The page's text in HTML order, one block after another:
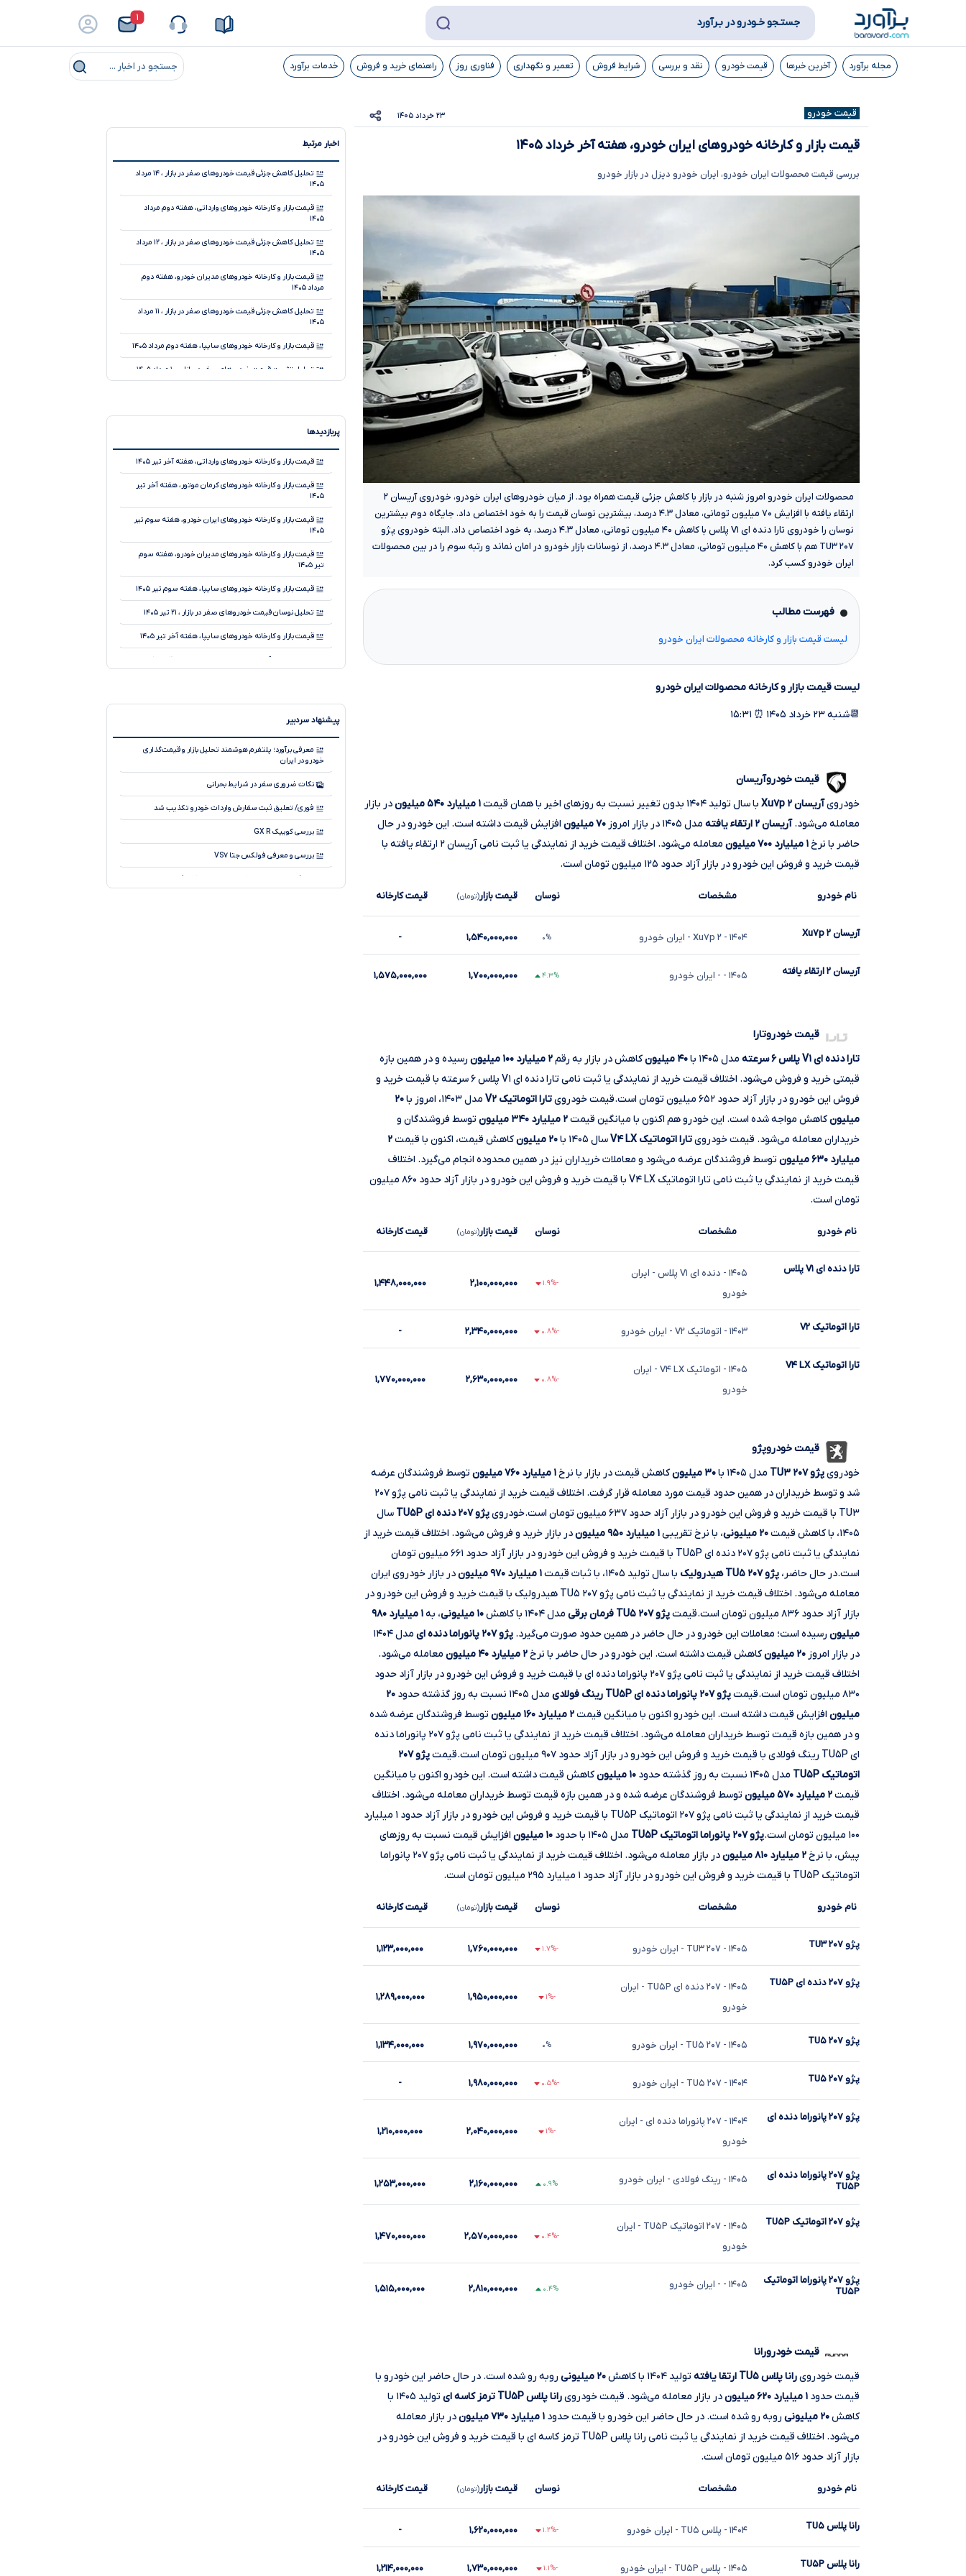
۱ جستـجو خـودرو در بـرآورد
مجله برآورد آخرین خبرها قیمت خودرو نقد و بررسی شرایط فروش تعمیر و نگهداری فناوری روز راهنمای خرید و فروش خدمات برآورد جستجو در اخبار ...
قیمت خودرو ۲۳ خرداد ۱۴۰۵
قیمت بازار و کارخانه خودروهای ایران خودرو، هفته آخر خرداد ۱۴۰۵
بررسی قیمت محصولات ایران خودرو، ایران خودرو دیزل در بازار خودرو
محصولات ایران خودرو امروز شنبه در بازار با کاهش جزئی قیمت همراه بود. از میان خودروهای ایران خودرو، خودروی آریسان ۲
ارتقاء یافته با افزایش ۷۰ میلیون تومانی، معادل ۴.۳ درصد، بیشترین نوسان قیمت را به خود اختصاص داد. جایگاه دوم بیشترین
نوسان را خودروی تارا دنده ای V۱ پلاس با کاهش ۴۰ میلیون تومانی، معادل ۴.۳ درصد، به خود اختصاص داد. البته خودروی پژو
۲۰۷ TU۳ هم با کاهش ۴۰ میلیون تومانی، معادل ۴.۳ درصد، از نوسانات بازار خودرو در امان نماند و رتبه سوم را در بین محصولات
ایران خودرو کسب کرد.
فهرست مطالب
لیست قیمت بازار و کارخانه محصولات ایران خودرو
لیست قیمت بازار و کارخانه محصولات ایران خودرو
📆شنبه ۲۳ خرداد ۱۴۰۵ ⏰ ۱۵:۳۱
قیمت خودروآریسان
خودرویآریسان ۲ Xu۷p با سال تولید ۱۴۰۴ بدون تغییر نسبت به روزهای اخیر با همان قیمت ۱ میلیارد ۵۴۰ میلیون
در بازار
معامله می‌شود.آریسان ۲ ارتقاء یافته مدل ۱۴۰۵ در بازار امروز ۷۰ میلیون
افزایش قیمت داشته است. این خودرو در حال
حاضر با نرخ۱ میلیارد ۷۰۰ میلیون
معامله می‌شود. اختلاف قیمت خرید از نمایندگی یا ثبت نامی آریسان ۲ ارتقاء یافته با
قیمت خرید و فروش این خودرو در بازار آزاد حدود ۱۲۵ میلیون تومان است.
نام خودرو مشخصات نوسان قیمت بازار(تومان) قیمت کارخانه
آریسان ۲ Xu۷p ۱۴۰۴ - ۲ Xu۷p - ایران خودرو ۰% ۱,۵۴۰,۰۰۰,۰۰۰ -
آریسان ۲ ارتقاء یافته ۱۴۰۵ - - ایران خودرو ۴.۳% ۱,۷۰۰,۰۰۰,۰۰۰ ۱,۵۷۵,۰۰۰,۰۰۰
قیمت خودروتارا
تارا دنده ای V۱ پلاس ۶ سرعته
مدل ۱۴۰۵ با ۴۰ میلیون کاهش در بازار به رقم۲ میلیارد ۱۰۰ میلیون
رسیده و در همین بازه
قیمتی خرید و فروش می‌شود. اختلاف قیمت خرید از نمایندگی یا ثبت نامی تارا دنده ای V۱ پلاس ۶ سرعته با قیمت خرید و
فروش این خودرو در بازار آزاد حدود ۶۵۲ میلیون تومان است.قیمت خودروی
تارا اتوماتیک V۲ مدل ۱۴۰۳، امروز با
۲۰
میلیونکاهش مواجه شده است. این خودرو هم ‌اکنون با میانگین قیمت۲ میلیارد ۳۴۰ میلیون
توسط فروشندگان و
خریداران معامله می‌شود. قیمت خودرویتارا اتوماتیک V۴ LX سال ۱۴۰۵ با ۲۰ میلیون کاهش قیمت، اکنون با قیمت۲
میلیارد ۶۳۰ میلیون
توسط فروشندگان عرضه می‌شود و معاملات خریداران نیز در همین محدوده انجام می‌گیرد. اختلاف
قیمت خرید از نمایندگی یا ثبت نامی تارا اتوماتیک V۴ LX با قیمت خرید و فروش این خودرو در بازار آزاد حدود ۸۶۰ میلیون
تومان است.
نام خودرو مشخصات نوسان قیمت بازار(تومان) قیمت کارخانه
تارا دنده ای V۱ پلاس ۱۴۰۵ - دنده ای V۱ پلاس
- ایران
خودرو
-۱.۹% ۲,۱۰۰,۰۰۰,۰۰۰ ۱,۴۴۸,۰۰۰,۰۰۰
تارا اتوماتیک V۲ ۱۴۰۳ - اتوماتیک V۲ - ایران خودرو -۰.۸% ۲,۳۴۰,۰۰۰,۰۰۰ -
تارا اتوماتیک V۴ LX ۱۴۰۵ - اتوماتیک V۴ LX
- ایران
خودرو
-۰.۸% ۲,۶۳۰,۰۰۰,۰۰۰ ۱,۷۷۰,۰۰۰,۰۰۰
قیمت خودروپژو
خودرویپژو ۲۰۷ TU۳ مدل ۱۴۰۵ با ۳۰ میلیون کاهش قیمت در بازار با نرخ۱ میلیارد ۷۶۰ میلیون
توسط فروشندگان عرضه
شد و توسط خریداران در همین حدود قیمت مورد معامله قرار گرفت. اختلاف قیمت خرید از نمایندگی یا ثبت نامی پژو ۲۰۷
TU۳ با قیمت خرید و فروش این خودرو در بازار آزاد حدود ۶۳۷ میلیون تومان است.خودروی
پژو ۲۰۷ دنده ای TU۵P
سال
۱۴۰۵، با کاهش قیمت
۲۰ میلیونی ، با نرخ تقریبی۱ میلیارد ۹۵۰ میلیون
در بازار خرید و فروش می‌شود. اختلاف قیمت خرید از
نمایندگی یا ثبت نامی پژو ۲۰۷ دنده ای TU۵P با قیمت خرید و فروش این خودرو در بازار آزاد حدود ۶۶۱ میلیون تومان
است.در حال حاضر، پژو ۲۰۷ TU۵ هیدرولیک با سال تولید ۱۴۰۵، با ثبات قیمت ۱ میلیارد ۹۷۰ میلیون
در بازار خودروی ایران
معامله می‌شود. اختلاف قیمت خرید از نمایندگی یا ثبت نامی پژو ۲۰۷ TU۵ هیدرولیک با قیمت خرید و فروش این خودرو در
بازار آزاد حدود ۸۳۶ میلیون تومان است.قیمت
پژو ۲۰۷ TU۵ فرمان برقی مدل ۱۴۰۴ با کاهش ۱۰ میلیونی ، به
۱ میلیارد ۹۸۰
میلیون رسیده است؛ معاملات این خودرو در حال حاضر در همین حدود صورت می‌گیرد. پژو ۲۰۷ پانوراما دنده ای
مدل ۱۴۰۴
در بازار امروز ۲۰ میلیون کاهش قیمت داشته است. این خودرو در حال حاضر با نرخ۲ میلیارد ۴۰ میلیون
معامله می‌شود.
اختلاف قیمت خرید از نمایندگی یا ثبت نامی پژو ۲۰۷ پانوراما دنده ای با قیمت خرید و فروش این خودرو در بازار آزاد حدود
۸۳۰ میلیون تومان است.قیمت
پژو ۲۰۷ پانوراما دنده ای TU۵P رینگ فولادی مدل ۱۴۰۵ نسبت به روز گذشته حدود
۲۰
میلیون افزایش قیمت داشته است. این خودرو اکنون با میانگین قیمت۲ میلیارد ۱۶۰ میلیون
توسط فروشندگان عرضه شده
و در همین بازه قیمت توسط خریداران معامله می‌شود. اختلاف قیمت خرید از نمایندگی یا ثبت نامی پژو ۲۰۷ پانوراما دنده
ای TU۵P رینگ فولادی با قیمت خرید و فروش این خودرو در بازار آزاد حدود ۹۰۷ میلیون تومان است.قیمت
پژو ۲۰۷
اتوماتیک TU۵P
مدل ۱۴۰۵ نسبت به روز گذشته حدود ۱۰ میلیون
کاهش قیمت داشته است. این خودرو اکنون با میانگین
قیمت۲ میلیارد ۵۷۰ میلیون
توسط فروشندگان عرضه شده و در همین بازه قیمت توسط خریداران معامله می‌شود. اختلاف
قیمت خرید از نمایندگی یا ثبت نامی پژو ۲۰۷ اتوماتیک TU۵P با قیمت خرید و فروش این خودرو در بازار آزاد حدود ۱ میلیارد
۱۰۰ میلیون تومان است.
پژو ۲۰۷ پانوراما اتوماتیک TU۵P مدل ۱۴۰۵ با حدود ۱۰ میلیون
افزایش قیمت نسبت به روزهای
پیش، با نرخ۲ میلیارد ۸۱۰ میلیون
در بازار معامله می‌شود. اختلاف قیمت خرید از نمایندگی یا ثبت نامی پژو ۲۰۷ پانوراما
اتوماتیک TU۵P با قیمت خرید و فروش این خودرو در بازار آزاد حدود ۱ میلیارد ۲۹۵ میلیون تومان است.
نام خودرو مشخصات نوسان قیمت بازار(تومان) قیمت کارخانه
پژو ۲۰۷ TU۳ ۱۴۰۵ - ۲۰۷ TU۳ - ایران خودرو -۱.۷% ۱,۷۶۰,۰۰۰,۰۰۰ ۱,۱۲۳,۰۰۰,۰۰۰
پژو ۲۰۷ دنده ای TU۵P ۱۴۰۵ - ۲۰۷ دنده ای TU۵P
- ایران
خودرو
-۱% ۱,۹۵۰,۰۰۰,۰۰۰ ۱,۲۸۹,۰۰۰,۰۰۰
پژو ۲۰۷ TU۵ ۱۴۰۵ - ۲۰۷ TU۵ - ایران خودرو ۰% ۱,۹۷۰,۰۰۰,۰۰۰ ۱,۱۳۴,۰۰۰,۰۰۰
پژو ۲۰۷ TU۵ ۱۴۰۴ - ۲۰۷ TU۵ - ایران خودرو -۰.۵% ۱,۹۸۰,۰۰۰,۰۰۰ -
پژو ۲۰۷ پانوراما دنده ای ۱۴۰۴ - ۲۰۷ پانوراما دنده ای
- ایران
خودرو
-۱% ۲,۰۴۰,۰۰۰,۰۰۰ ۱,۲۱۰,۰۰۰,۰۰۰
پژو ۲۰۷ پانوراما دنده ای
TU۵P
۱۴۰۵ - رینگ فولادی - ایران خودرو ۰.۹% ۲,۱۶۰,۰۰۰,۰۰۰ ۱,۲۵۳,۰۰۰,۰۰۰
پژو ۲۰۷ اتوماتیک TU۵P ۱۴۰۵ - ۲۰۷ اتوماتیک TU۵P
- ایران
خودرو
-۰.۴% ۲,۵۷۰,۰۰۰,۰۰۰ ۱,۴۷۰,۰۰۰,۰۰۰
پژو ۲۰۷ پانوراما اتوماتیک
TU۵P
۱۴۰۵ - - ایران خودرو ۰.۴% ۲,۸۱۰,۰۰۰,۰۰۰ ۱,۵۱۵,۰۰۰,۰۰۰
قیمت خودرورانا
قیمت خودرویرانا پلاس TU۵ ارتقا یافته تولید ۱۴۰۴ با کاهش ۲۰ میلیونی
روبه‌ رو شده است. در حال حاضر این خودرو با
قیمت حدود ۱ میلیارد ۶۲۰ میلیون در بازار معامله می‌شود. قیمت خودرویرانا پلاس TU۵P ترمز کاسه ای
تولید ۱۴۰۵ با
کاهش۲۰ میلیونی روبه‌ رو شده است. در حال حاضر این خودرو با قیمت حدود ۱ میلیارد ۷۳۰ میلیون
در بازار معامله
می‌شود. اختلاف قیمت خرید از نمایندگی یا ثبت نامی رانا پلاس TU۵P ترمز کاسه ای با قیمت خرید و فروش این خودرو در
بازار آزاد حدود ۵۱۶ میلیون تومان است.
نام خودرو مشخصات نوسان قیمت بازار(تومان) قیمت کارخانه
رانا پلاس TU۵ ۱۴۰۴ - پلاس TU۵ - ایران خودرو -۱.۲% ۱,۶۲۰,۰۰۰,۰۰۰ -
رانا پلاس TU۵P ۱۴۰۵ - پلاس TU۵P - ایران خودرو -۱.۱% ۱,۷۳۰,۰۰۰,۰۰۰ ۱,۲۱۴,۰۰۰,۰۰۰
اخبار مرتبط
تحلیل کاهش جزئی قیمت خودروهای صفر در بازار ، ۱۴ مرداد
۱۴۰۵
قیمت بازار و کارخانه خودروهای وارداتی، هفته دوم مرداد
۱۴۰۵
تحلیل کاهش جزئی قیمت خودروهای صفر در بازار ، ۱۲ مرداد
۱۴۰۵
قیمت بازار و کارخانه خودروهای مدیران خودرو، هفته دوم
مرداد ۱۴۰۵
تحلیل کاهش جزئی قیمت خودروهای صفر در بازار ، ۱۱ مرداد
۱۴۰۵
قیمت بازار و کارخانه خودروهای سایپا، هفته دوم مرداد ۱۴۰۵
تحلیل تثبیت قیمت خودروهای صفر در بازار ، ۱۰ مرداد ۱۴۰۵
تحلیل تثبیت قیمت خودروهای صفر در بازار ، ۷ مرداد ۱۴۰۵
قیمت بازار و کارخانه خودروهای وارداتی، هفته اول مرداد ۱۴۰۵
تحلیل تثبیت قیمت خودروهای صفر در بازار ، ۶ مرداد ۱۴۰۵
قیمت بازار و کارخانه خودروهای کرمان موتور، هفته اول مرداد
۱۴۰۵
۱۴۰۵
قیمت بازار و کارخانه خودروهای سایپا، هفته اول مرداد ۱۴۰۵
تحلیل کاهش جزئی قیمت خودروهای صفر در بازار ، ۳ مرداد
۱۴۰۵
پربازدیدها
قیمت بازار و کارخانه خودروهای وارداتی، هفته آخر تیر ۱۴۰۵
قیمت بازار و کارخانه خودروهای کرمان موتور، هفته آخر تیر
۱۴۰۵
قیمت بازار و کارخانه خودروهای ایران خودرو، هفته سوم تیر
۱۴۰۵
قیمت بازار و کارخانه خودروهای مدیران خودرو، هفته سوم
تیر ۱۴۰۵
قیمت بازار و کارخانه خودروهای سایپا، هفته سوم تیر ۱۴۰۵
تحلیل نوسان قیمت خودروهای صفر در بازار ، ۲۱ تیر ۱۴۰۵
قیمت بازار و کارخانه خودروهای سایپا، هفته آخر تیر ۱۴۰۵
تحلیل نوسان قیمت خودروهای صفر در بازار ، ۲۴ تیر ۱۴۰۵
تحلیل نوسان قیمت خودروهای صفر در بازار ، ۲۸ تیر ۱۴۰۵
تحلیل کاهش قیمت خودروهای صفر در بازار ، ۲۹ تیر ۱۴۰۵
قیمت بازار و کارخانه خودروهای کرمان موتور، ۱۴۰۵
قیمت بازار و کارخانه خودروهای مدیران خودرو، هفته آخر تیر
۱۴۰۵
پیشنهاد سردبیر
معرفی برآورد؛ پلتفرم هوشمند تحلیل بازار و قیمت‌گذاری
خودرو در ایران
نکات ضروری سفر در شرایط بحرانی
فوری/ تعلیق ثبت سفارش واردات خودرو تکذیب شد
بررسی کوییک GX R
بررسی و معرفی فولکس جتا VS۷
معرفی محصول جدید کمپانی چری، جیکو J۸